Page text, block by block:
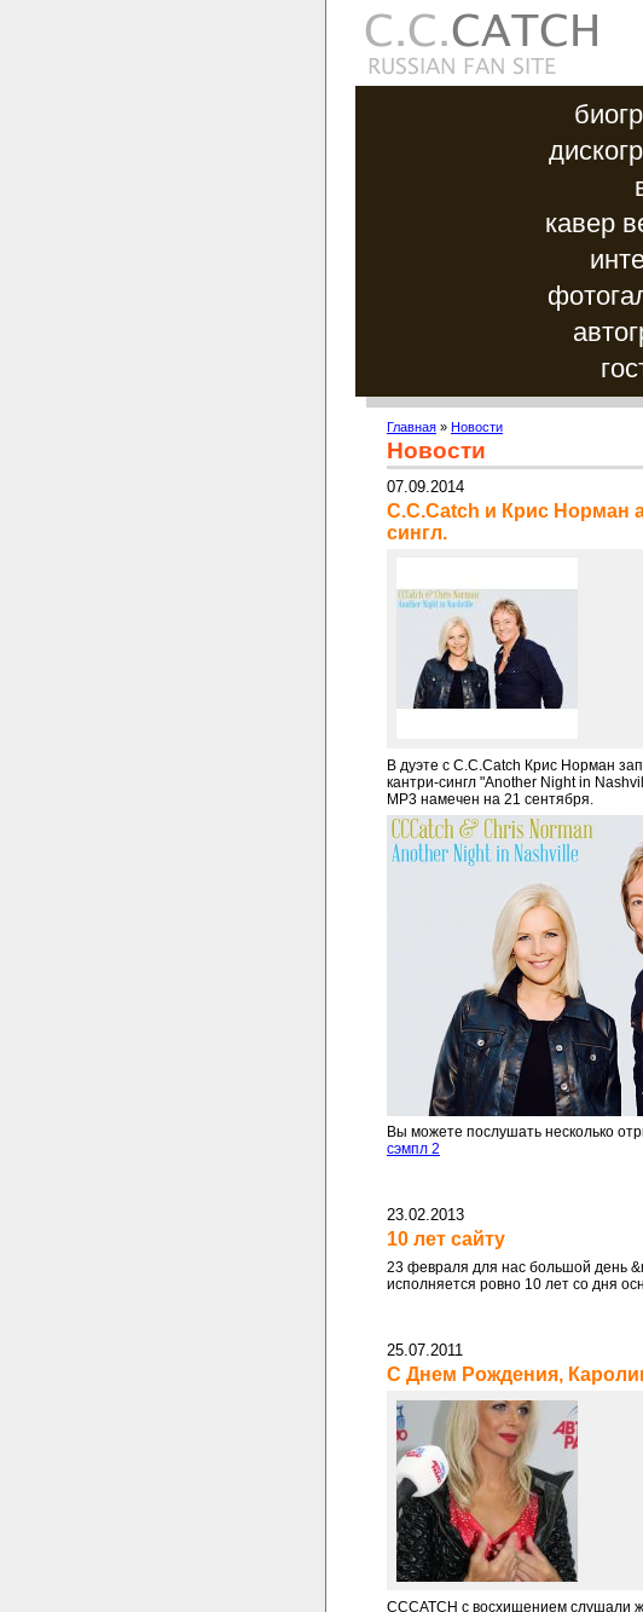
кавер
Главная » Новости
Новости
07.09.2014
C.C.Catch и Крис Норман
сингл.
В дуэте с C.C.Catch Крис Норман
кантри-сингл "Another Night in
MP3 намечен на 21 сентября.
Вы можете послушать несколько
сэмпл 2
23.02.2013
10 лет сайту
23 февраля для нас большой день
исполняется ровно 10 лет со дня
25.07.2011
С Днем Рождения,
CCCATCH с восхищением слушали